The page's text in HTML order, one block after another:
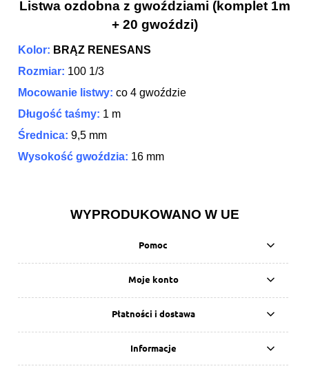
Listwa ozdobna z gwoździami (komplet 1m
+ 20 gwoździ)
Kolor: BRĄZ RENESANS
Rozmiar: 100 1/3
Mocowanie listwy: co 4 gwoździe
Długość taśmy: 1 m
Średnica: 9,5 mm
Wysokość gwoździa: 16 mm
WYPRODUKOWANO W UE
Pomoc
Moje konto
Płatności i dostawa
Informacje